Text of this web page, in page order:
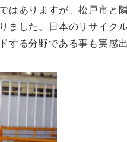
はありますが、松戸市と
ました。日本のリサイク
する分野である事も実感出